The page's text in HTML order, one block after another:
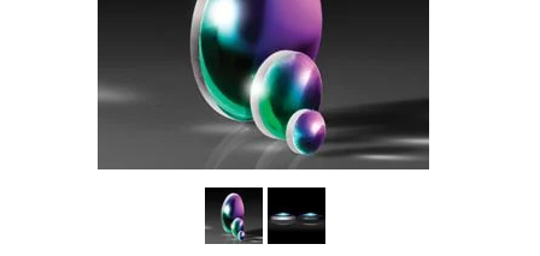
Components | SCHOTT 光
| 雷射顯微鏡
Objectives
Systems| 體視顯微鏡系統
| 影視製作和高級攝影
Accessories | 成像鏡頭配件
Labs Cameras™ | Lucid Vision
| Pixelink 相機
and Roughness Standards | 表
Components | 主動光學元件
and Detection
and Production | 清倉實驗室
| 重新認證照明
and Production | 重新認證實